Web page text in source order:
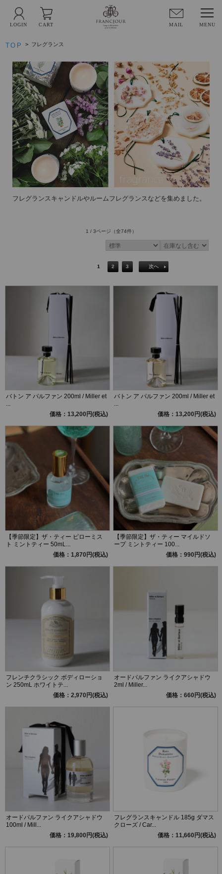
MAIL
LOGIN CART
TOP > フレグランス
フレグランスキャンドルやルームフレグランスなどを集めました。
1 / 3ページ （全74件）
1 2 3 次へ
バトン ア パルファン 200ml / Miller et
...
価格：13,200円(税込)
バトン ア パルファン 200ml / Miller et
...
価格：13,200円(税込)
【季節限定】ザ・ティー ピローミス
ト ミントティー 50mL...
価格：1,870円(税込)
【季節限定】ザ・ティー マイルドソ
ープ ミントティー 100...
価格：990円(税込)
フレンチクラシック ボディローショ
ン 250mL ホワイトテ...
価格：2,970円(税込)
オードパルファン ライクアシャドウ
2ml / Miller...
価格：660円(税込)
オードパルファン ライクアシャドウ
100ml / Mill...
価格：19,800円(税込)
フレグランスキャンドル 185g ダマス
クローズ / Car...
価格：11,660円(税込)